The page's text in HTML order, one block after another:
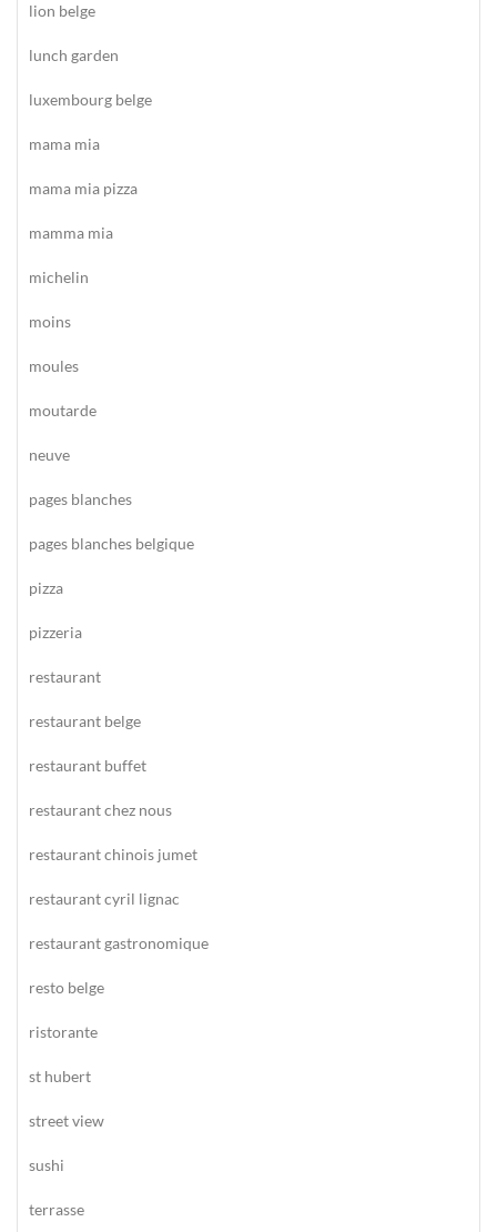
lion belge
lunch garden
luxembourg belge
mama mia
mama mia pizza
mamma mia
michelin
moins
moules
moutarde
neuve
pages blanches
pages blanches belgique
pizza
pizzeria
restaurant
restaurant belge
restaurant buffet
restaurant chez nous
restaurant chinois jumet
restaurant cyril lignac
restaurant gastronomique
resto belge
ristorante
st hubert
street view
sushi
terrasse